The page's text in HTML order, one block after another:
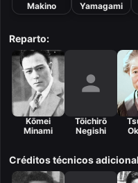
Makino
Yamagami
Reparto:
Kōmei
Minami
Tōichirō
Negishi
Créditos técnicos